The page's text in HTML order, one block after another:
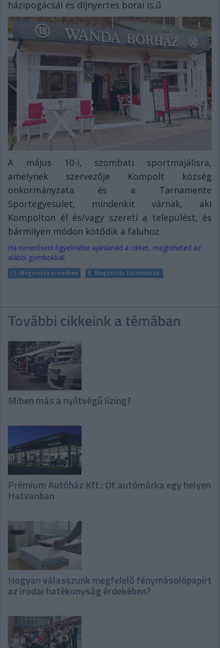
házipogácsái és díjnyertes borai is.ű
A május 10-i, szombati sportmajálisra,
amelynek szervezője Kompolt község
önkormányzata és a Tarnamente
Sportegyesület, mindenkit várnak, aki
Kompolton él és/vagy szereti a települést, ès
bármilyen módon kötődik a faluhoz.
Ha ismerőseid figyelmébe ajánlanád a cikket, megteheted az
alábbi gombokkal:
Megosztás e-mailben Megosztás Facebookon
További cikkeink a témában
Miben más a nyíltvégű lízing?
Prémium Autóház Kft.: Öt autómárka egy helyen
Hatvanban
Hogyan válasszunk megfelelő fénymásolópapírt
az irodai hatékonyság érdekében?